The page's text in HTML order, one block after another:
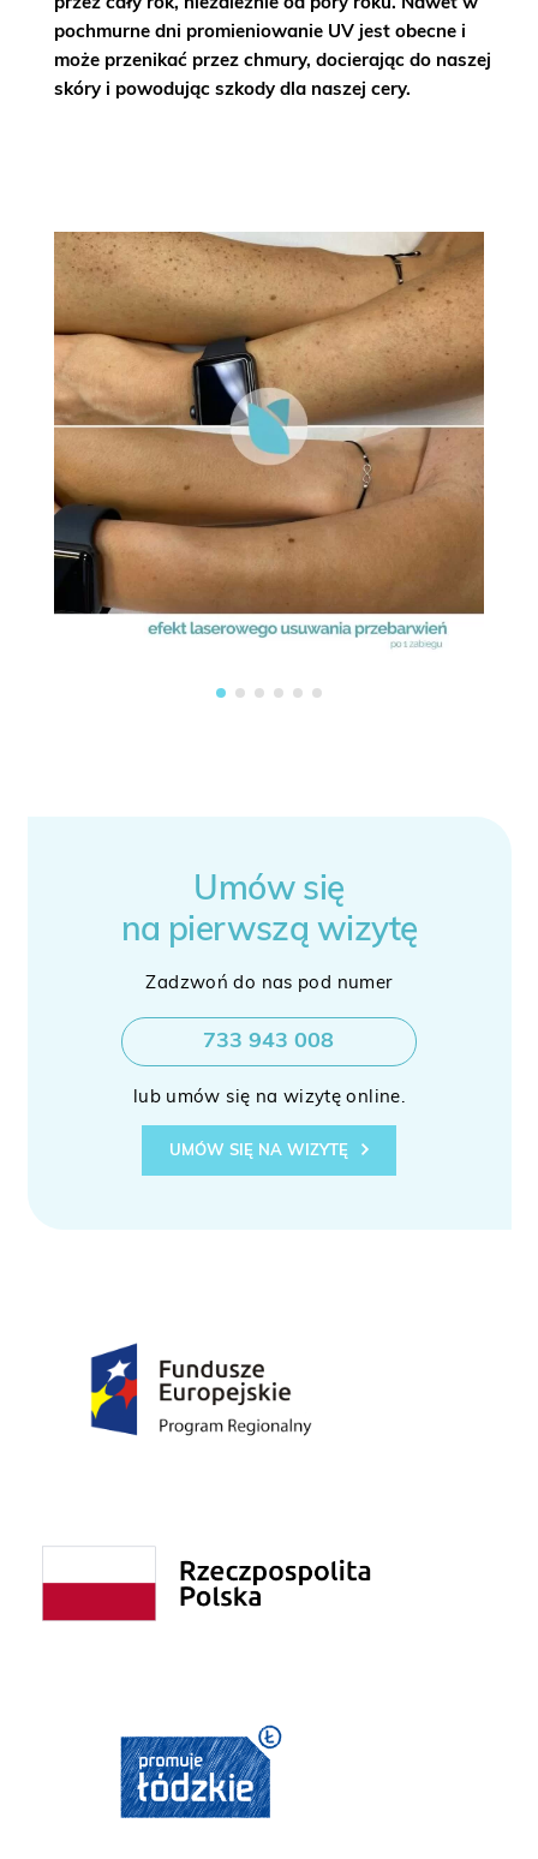
przez cały rok, niezależnie od pory roku. Nawet w
pochmurne dni promieniowanie UV jest obecne i
może przenikać przez chmury, docierając do naszej
skóry i powodując szkody dla naszej cery.
Umów się
na pierwszą wizytę
Zadzwoń do nas pod numer
733 943 008
lub umów się na wizytę online.
UMÓW SIĘ NA WIZYTĘ